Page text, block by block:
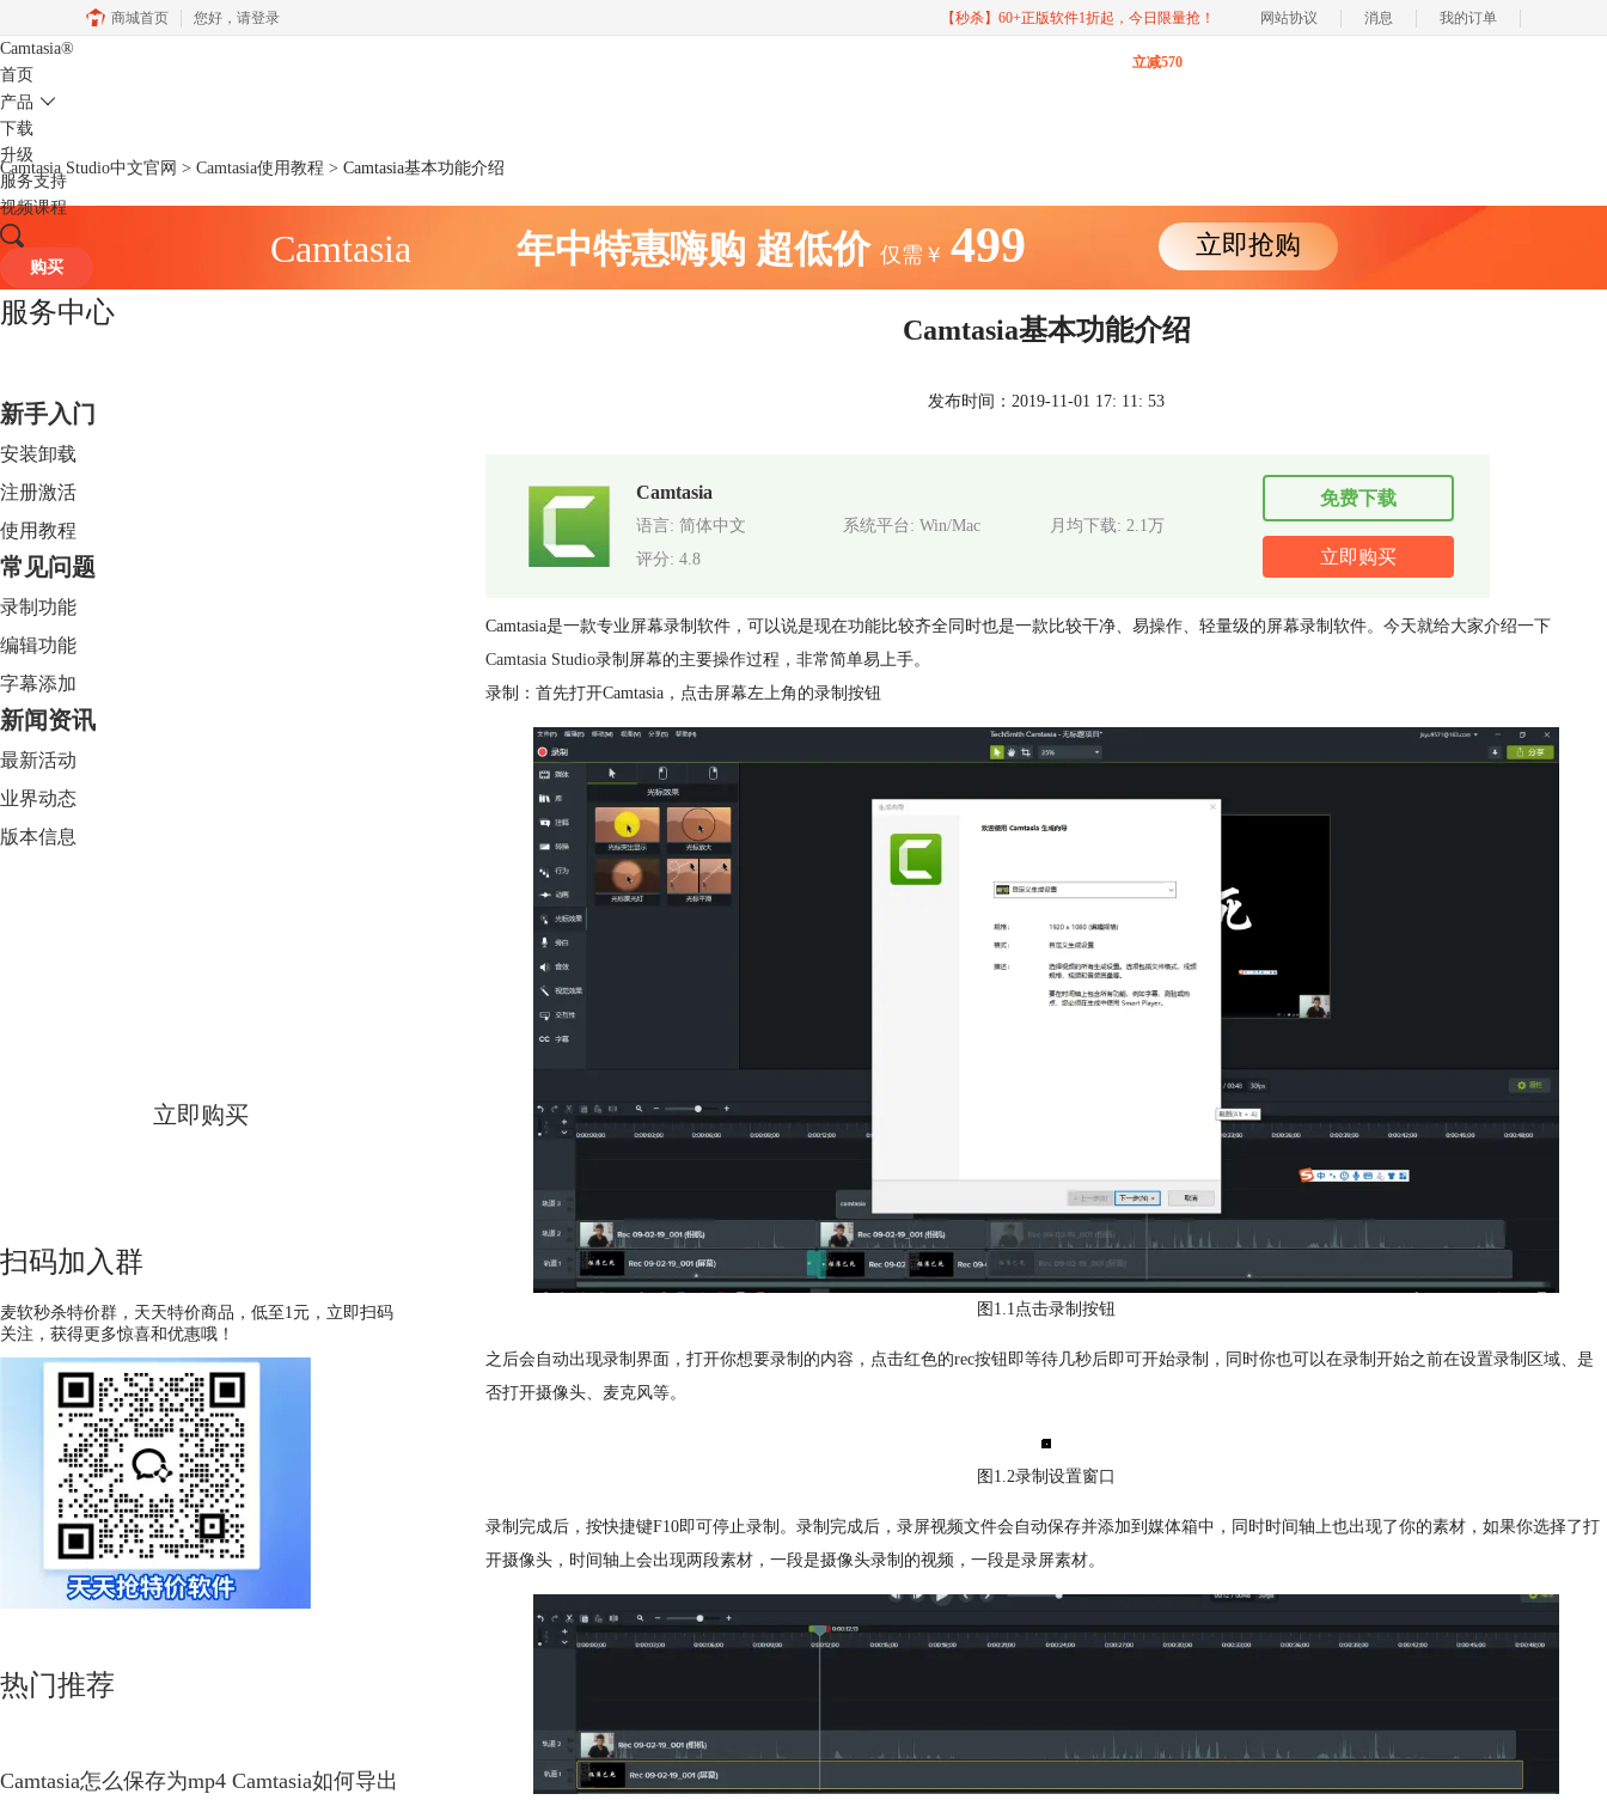
商城首页 您好， 请登录 【秒杀】60+正版软件1折起，今日限量抢！ 网站协议 消息 我的订单
Camtasia®
首页
产品
下载
升级
立减570
服务支持
视频课程
购买
Camtasia Studio中文官网 > Camtasia使用教程 > Camtasia基本功能介绍
Camtasia 年中特惠嗨购 超低价 仅需￥ 499 立即抢购
服务中心
新手入门
安装卸载
注册激活
使用教程
常见问题
录制功能
编辑功能
字幕添加
新闻资讯
最新活动
业界动态
版本信息
立即购买
扫码加入群
麦软秒杀特价群，天天特价商品，低至1元，立即扫码
关注，获得更多惊喜和优惠哦！
热门推荐
Camtasia怎么保存为mp4 Camtasia如何导出
Camtasia基本功能介绍
发布时间：2019-11-01 17: 11: 53
Camtasia
语言: 简体中文 系统平台: Win/Mac
月均下载: 2.1万
评分: 4.8
免费下载
立即购买
Camtasia是一款专业屏幕录制软件，可以说是现在功能比较齐全同时也是一款比较干净、易操作、轻量级的屏幕录制软件。今天就给大家介绍一下
Camtasia Studio录制屏幕的主要操作过程，非常简单易上手。
录制：首先打开Camtasia，点击屏幕左上角的录制按钮
图1.1点击录制按钮
之后会自动出现录制界面，打开你想要录制的内容，点击红色的rec按钮即等待几秒后即可开始录制，同时你也可以在录制开始之前在设置录制区域、是
否打开摄像头、麦克风等。
图1.2录制设置窗口
录制完成后，按快捷键F10即可停止录制。录制完成后，录屏视频文件会自动保存并添加到媒体箱中，同时时间轴上也出现了你的素材，如果你选择了打
开摄像头，时间轴上会出现两段素材，一段是摄像头录制的视频，一段是录屏素材。